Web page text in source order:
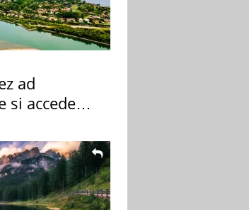
ad
si accede